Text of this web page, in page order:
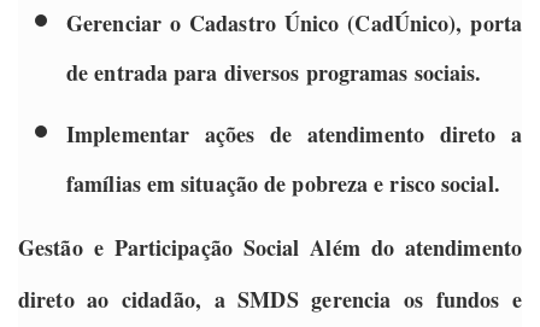
Gerenciar o Cadastro Único (CadÚnico), porta
de entrada para diversos programas sociais.
Implementar ações de atendimento direto a
famílias em situação de pobreza e risco social.
Gestão e Participação Social Além do atendimento
direto ao cidadão, a SMDS gerencia os fundos e